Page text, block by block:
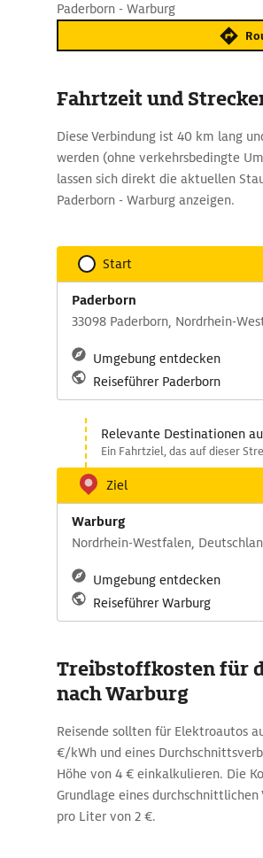
Paderborn - Warburg
Fahrtzeit und
Diese Verbindung ist 40 km lang
werden (ohne verkehrsbedingte
lassen sich direkt die aktuellen
Paderborn - Warburg anzeigen.
Start
Paderborn
33098 Paderborn, Nordrhein-
Umgebung entdecken
Reiseführer Paderborn
Relevante Destinationen
Ein Fahrtziel, das auf dieser
Ziel
Warburg
Nordrhein-Westfalen,
Umgebung entdecken
Reiseführer Warburg
Treibstoffkosten für
nach Warburg
Reisende sollten für Elektroautos
€/kWh und eines
Höhe von 4 € einkalkulieren. Die
Grundlage eines durchschnittlichen
pro Liter von 2 €.